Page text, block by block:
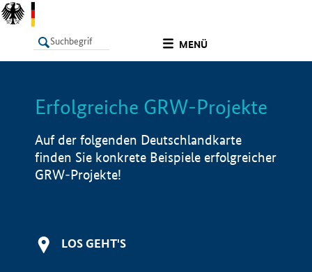
MENÜ
LISTE Info
Erfolgreiche GRW-Projekte
Auf der folgenden Deutschlandkarte
finden Sie konkrete Beispiele erfolgreicher
GRW-Projekte!
LOS GEHT'S